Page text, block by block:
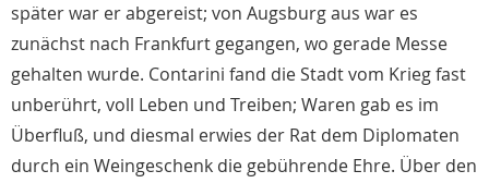
später war er abgereist; von Augsburg aus war es
zunächst nach Frankfurt gegangen, wo gerade Messe
gehalten wurde. Contarini fand die Stadt vom Krieg fast
unberührt, voll Leben und Treiben; Waren gab es im
Überfluß, und diesmal erwies der Rat dem Diplomaten
durch ein Weingeschenk die gebührende Ehre. Über den